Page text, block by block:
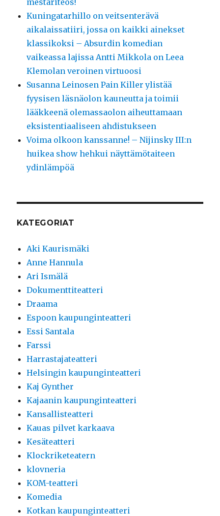
Kuningatarhillo on veitsenterävä
aikalaissatiiri, jossa on kaikki ainekset
klassikoksi – Absurdin komedian
vaikeassa lajissa Antti Mikkola on Leea
Klemolan veroinen virtuoosi
Susanna Leinosen Pain Killer ylistää
fyysisen läsnäolon kauneutta ja toimii
lääkkeenä olemassaolon aiheuttamaan
eksistentiaaliseen ahdistukseen
Voima olkoon kanssanne! – Nijinsky III:n
huikea show hehkui näyttämötaiteen
ydinlämpöä
KATEGORIAT
Aki Kaurismäki
Anne Hannula
Ari Ismälä
Dokumenttiteatteri
Draama
Espoon kaupunginteatteri
Essi Santala
Farssi
Harrastajateatteri
Helsingin kaupunginteatteri
Kaj Gynther
Kajaanin kaupunginteatteri
Kansallisteatteri
Kauas pilvet karkaava
Kesäteatteri
Klockriketeatern
klovneria
KOM-teatteri
Komedia
Kotkan kaupunginteatteri